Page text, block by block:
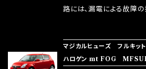
ドリング安定化（静粛性UP
など、これらの効果は、タ
モータースポーツシーンで
中に漏電してしまう。 3.金
ズが、マジカルヒューズに
ヒューズの効果 マジカル
路には、漏電による故障
路として、各回路への電力
しかし、ヒューズには拭
マジカルヒューズ フルキ
ハロゲン mt FOG